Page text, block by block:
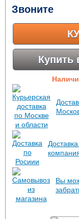
Звоните
Купить
Вы